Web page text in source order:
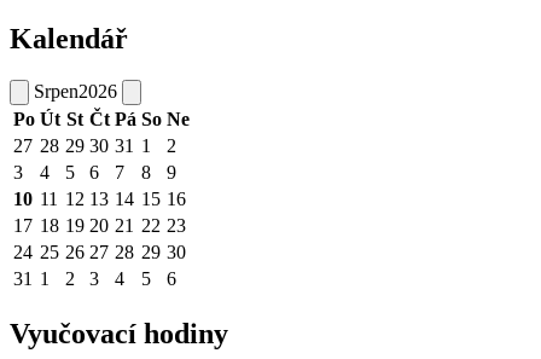
Kalendář
Srpen2026
Po Út St Čt Pá So Ne
27 28 29 30 31 1
2
3
4 5 6 7 8
9
10 11 12 13 14 15 16
17 18 19 20 21 22 23
24 25 26 27 28 29 30
31 1 2 3 4 5 6
Vyučovací hodiny